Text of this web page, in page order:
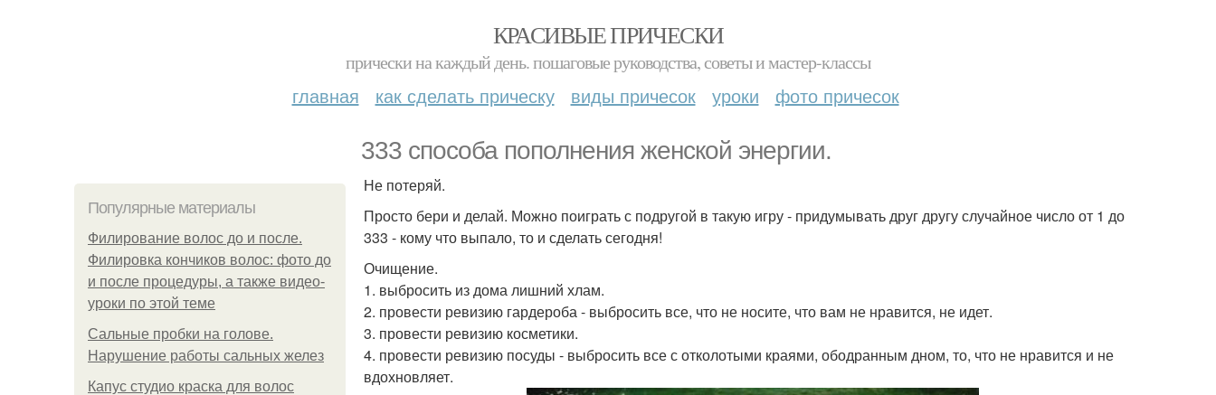
КРАСИВЫЕ ПРИЧЕСКИ
прически на каждый день. пошаговые руководства, советы и мастер-классы
главная как сделать прическу виды причесок уроки фото причесок
333 способа пополнения женской энергии.
Популярные материалы
Филирование волос до и после.
Филировка кончиков волос: фото до
и после процедуры, а также видео-
уроки по этой теме
Сальные пробки на голове.
Нарушение работы сальных желез
Капус студио краска для волос
Не потеряй.
Просто бери и делай. Можно поиграть с подругой в такую игру - придумывать друг другу случайное число от 1 до
333 - кому что выпало, то и сделать сегодня!
Очищение.
1. выбросить из дома лишний хлам.
2. провести ревизию гардероба - выбросить все, что не носите, что вам не нравится, не идет.
3. провести ревизию косметики.
4. провести ревизию посуды - выбросить все с отколотыми краями, ободранным дном, то, что не нравится и не
вдохновляет.